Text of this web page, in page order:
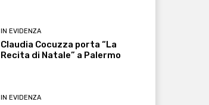
IN EVIDENZA
Claudia Cocuzza porta “La
Recita di Natale” a Palermo
IN EVIDENZA